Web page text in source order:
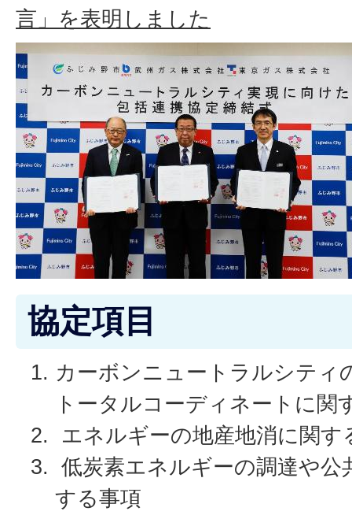
言」を表明しました
協定項目
カーボンニュートラルシティ
トータルコーディネートに関
エネルギーの地産地消に関す
低炭素エネルギーの調達や公
する事項